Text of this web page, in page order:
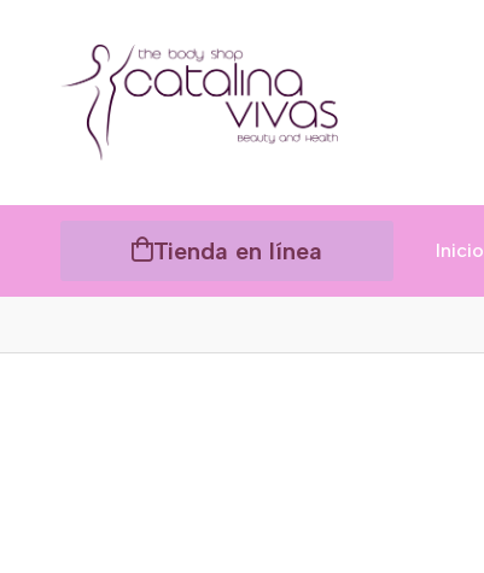
Tienda en línea Inicio